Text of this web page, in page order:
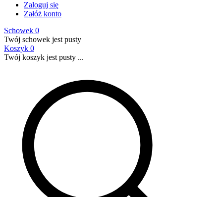
Zaloguj się
Załóż konto
Schowek 0
Twój schowek jest pusty
Koszyk 0
Twój koszyk jest pusty ...